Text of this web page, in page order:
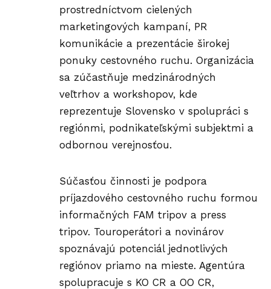
prostredníctvom cielených
marketingových kampaní, PR
komunikácie a prezentácie širokej
ponuky cestovného ruchu. Organizácia
sa zúčastňuje medzinárodných
veľtrhov a workshopov, kde
reprezentuje Slovensko v spolupráci s
regiónmi, podnikateľskými subjektmi a
odbornou verejnosťou.
Súčasťou činnosti je podpora
príjazdového cestovného ruchu formou
informačných FAM tripov a press
tripov. Touroperátori a novinárov
spoznávajú potenciál jednotlivých
regiónov priamo na mieste. Agentúra
spolupracuje s KO CR a OO CR,